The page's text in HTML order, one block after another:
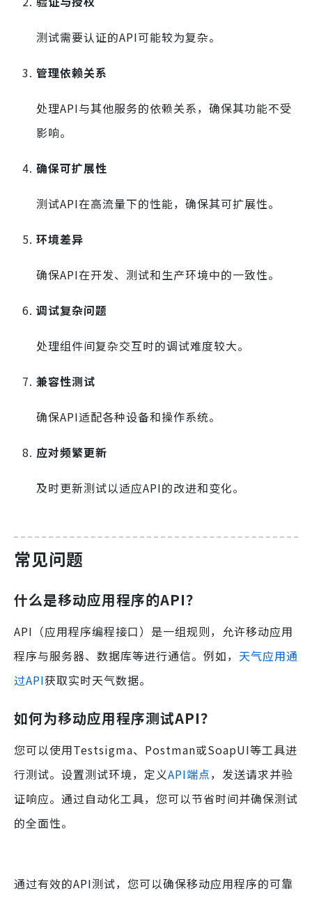
测试需要认证的API可能较为复杂。
管理依赖关系
处理API与其他服务的依赖关系，确保其功能不受
影响。
确保可扩展性
测试API在高流量下的性能，确保其可扩展性。
环境差异
确保API在开发、测试和生产环境中的一致性。
调试复杂问题
处理组件间复杂交互时的调试难度较大。
兼容性测试
确保API适配各种设备和操作系统。
应对频繁更新
及时更新测试以适应API的改进和变化。
常见问题
什么是移动应用程序的API？
API（应用程序编程接口）是一组规则，允许移动应用
程序与服务器、数据库等进行通信。例如， 天气应用通
过API获取实时天气数据。
如何为移动应用程序测试API？
您可以使用Testsigma、Postman或SoapUI等工具进
行测试。设置测试环境，定义API端点，发送请求并验
证响应。通过自动化工具，您可以节省时间并确保测试
的全面性。
通过有效的API测试，您可以确保移动应用程序的可靠